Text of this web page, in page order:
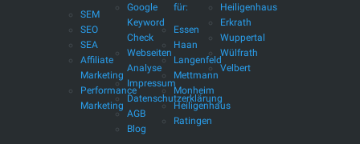
SEM
SEO
SEA
Affiliate
Marketing
Performance
Marketing
Google
Keyword
Check
Webseiten
Analyse
Impressum
Datenschutzerklärung
AGB
Blog
für:
Essen
Haan
Langenfeld
Mettmann
Monheim
Heiligenhaus
Ratingen
Heiligenhaus
Erkrath
Wuppertal
Wülfrath
Velbert